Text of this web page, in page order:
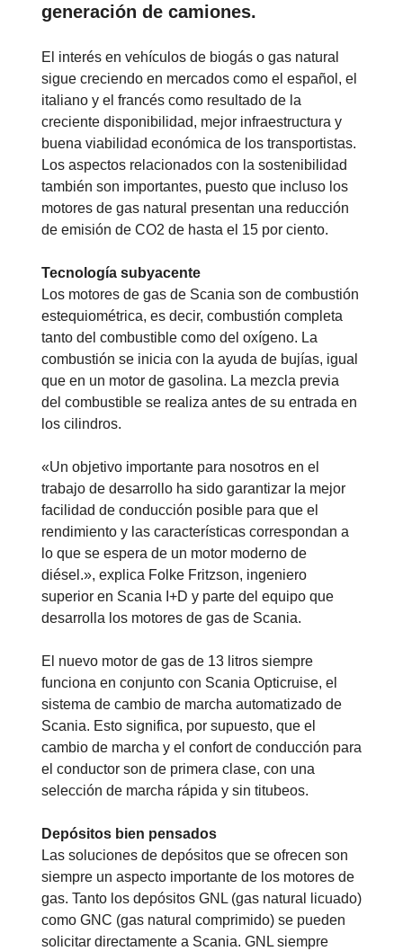
generación de camiones.
El interés en vehículos de biogás o gas natural
sigue creciendo en mercados como el español, el
italiano y el francés como resultado de la
creciente disponibilidad, mejor infraestructura y
buena viabilidad económica de los transportistas.
Los aspectos relacionados con la sostenibilidad
también son importantes, puesto que incluso los
motores de gas natural presentan una reducción
de emisión de CO2 de hasta el 15 por ciento.
Tecnología subyacente
Los motores de gas de Scania son de combustión
estequiométrica, es decir, combustión completa
tanto del combustible como del oxígeno. La
combustión se inicia con la ayuda de bujías, igual
que en un motor de gasolina. La mezcla previa
del combustible se realiza antes de su entrada en
los cilindros.
«Un objetivo importante para nosotros en el
trabajo de desarrollo ha sido garantizar la mejor
facilidad de conducción posible para que el
rendimiento y las características correspondan a
lo que se espera de un motor moderno de
diésel.», explica Folke Fritzson, ingeniero
superior en Scania I+D y parte del equipo que
desarrolla los motores de gas de Scania.
El nuevo motor de gas de 13 litros siempre
funciona en conjunto con Scania Opticruise, el
sistema de cambio de marcha automatizado de
Scania. Esto significa, por supuesto, que el
cambio de marcha y el confort de conducción para
el conductor son de primera clase, con una
selección de marcha rápida y sin titubeos.
Depósitos bien pensados
Las soluciones de depósitos que se ofrecen son
siempre un aspecto importante de los motores de
gas. Tanto los depósitos GNL (gas natural licuado)
como GNC (gas natural comprimido) se pueden
solicitar directamente a Scania. GNL siempre